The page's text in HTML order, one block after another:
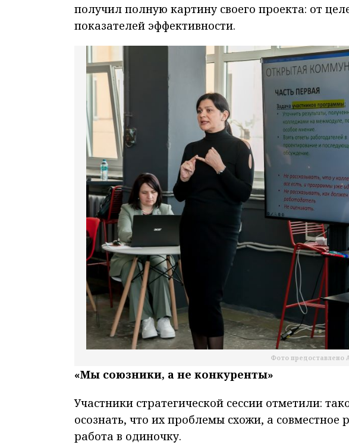
получил полную картину своего проекта: от
показателей эффективности.
Фото предоставлено
«Мы союзники, а не конкуренты»
Участники стратегической сессии отметили:
осознать, что их проблемы схожи, а совместное
работа в одиночку.